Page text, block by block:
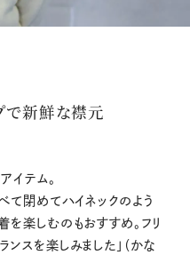
で新鮮な襟元
イテム。
て閉めてハイネックのよう
を楽しむのもおすすめ。フリ
スを楽しみました」（かな